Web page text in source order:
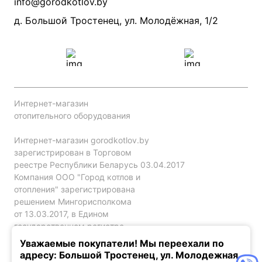
Проект систем отопления
д. Большой Тростенец, ул. Молодёжная, 1/2
Интернет-магазин
отопительного оборудования
Интернет-магазин gorodkotlov.by
зарегистрирован в Торговом
реестре Республики Беларусь 03.04.2017
Компания ООО "Город котлов и
отопления" зарегистрирована
решением Мингорисполкома
от 13.03.2017, в Едином
государственном регистре
юр. лиц и индивидуальных
предпринимателей за №192786120.
Уважаемые покупатели! Мы переехали по
адресу: Большой Тростенец, ул. Молодежная,